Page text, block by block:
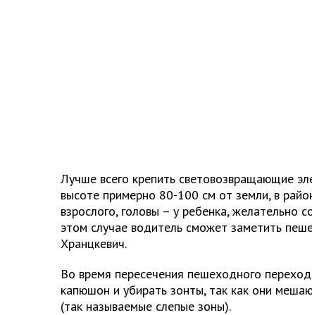
Лучше всего крепить световозвращающие
высоте примерно 80-100 см от земли, в
взрослого, головы – у ребенка, желательно
этом случае водитель сможет заметить
Хранцкевич.
Во время пересечения пешеходного
капюшон и убирать зонты, так как они
(так называемые слепые зоны).